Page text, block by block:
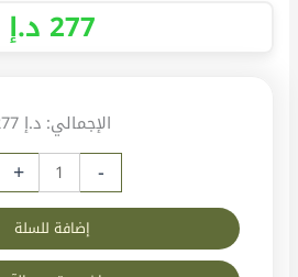
-
+
إضافة للسلة
الإجمالي: د.إ 277
277 د.إ